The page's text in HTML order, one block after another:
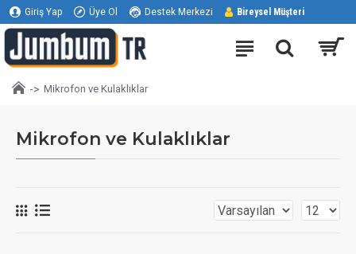
Giriş Yap Üye Ol Destek Merkezi Bireysel Müşteri
Mikrofon ve Kulaklıklar
Mikrofon ve Kulaklıklar